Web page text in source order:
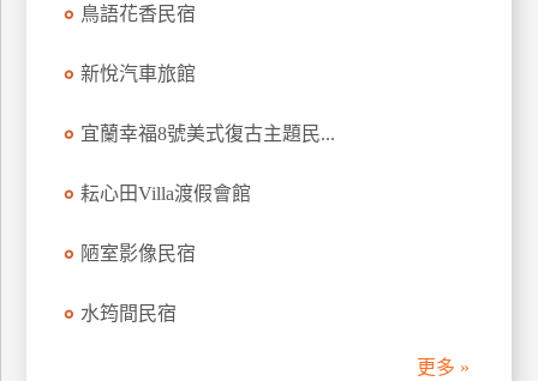
鳥語花香民宿
新悅汽車旅館
宜蘭幸福8號美式復古主題民...
耘心田Villa渡假會館
陋室影像民宿
水筠間民宿
更多 »